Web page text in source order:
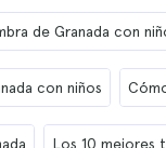
de Granada con
con niños
Los 10 mejores